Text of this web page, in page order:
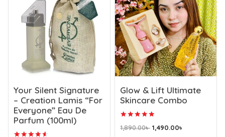
Your Silent Signature
– Creation Lamis “For
Everyone” Eau De
Parfum (100ml)
Glow & Lift Ultimate
Skincare Combo
Rated
5.00
1,890.00৳ 1,490.00৳